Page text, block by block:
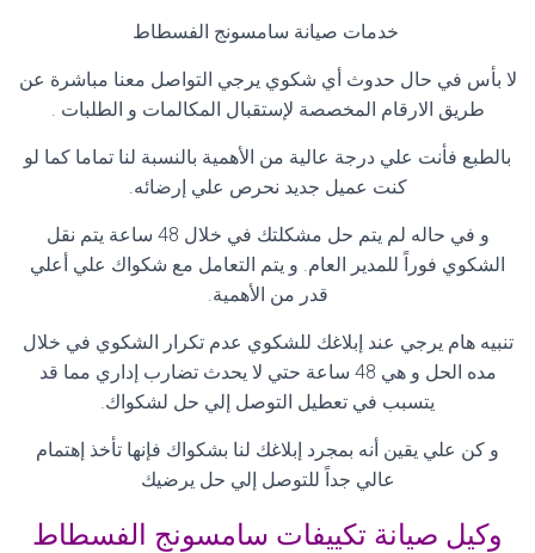
خدمات صيانة سامسونج الفسطاط
لا بأس في حال حدوث أي شكوي يرجي التواصل معنا مباشرة عن
طريق الارقام المخصصة لإستقبال المكالمات و الطلبات .
بالطبع فأنت علي درجة عالية من الأهمية بالنسبة لنا تماما كما لو
كنت عميل جديد نحرص علي إرضائه.
و في حاله لم يتم حل مشكلتك في خلال 48 ساعة يتم نقل
الشكوي فوراً للمدير العام. و يتم التعامل مع شكواك علي أعلي
قدر من الأهمية.
تنبيه هام يرجي عند إبلاغك للشكوي عدم تكرار الشكوي في خلال
مده الحل و هي 48 ساعة حتي لا يحدث تضارب إداري مما قد
يتسبب في تعطيل التوصل إلي حل لشكواك.
و كن علي يقين أنه بمجرد إبلاغك لنا بشكواك فإنها تأخذ إهتمام
عالي جداً للتوصل إلي حل يرضيك
وكيل صيانة تكييفات سامسونج الفسطاط